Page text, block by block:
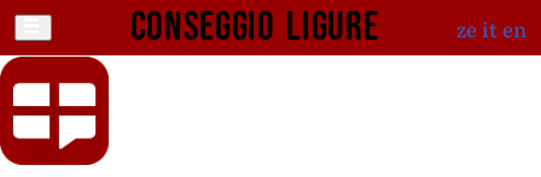
Conseggio ligure ze iten